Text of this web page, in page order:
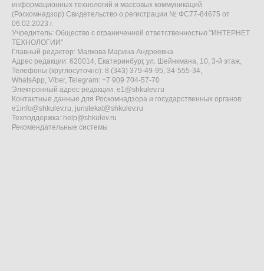
информационных технологий и массовых коммуникаций
(Роскомнадзор) Свидетельство о регистрации № ФС77-84675 от
06.02.2023 г.
Учредитель: Общество с ограниченной ответственностью "ИНТЕРНЕТ
ТЕХНОЛОГИИ"
Главный редактор: Малкова Марина Андреевна
Адрес редакции: 620014, Екатеринбург, ул. Шейнкмана, 10, 3-й этаж,
Телефоны (круглосуточно): 8 (343) 379-49-95, 34-555-34,
WhatsApp, Viber, Telegram: +7 909 704-57-70
Электронный адрес редакции: e1@shkulev.ru
Контактные данные для Роскомнадзора и государственных органов:
e1info@shkulev.ru, juristekat@shkulev.ru
Техподдержка: help@shkulev.ru
Рекомендательные системы